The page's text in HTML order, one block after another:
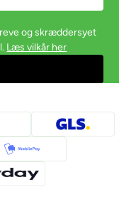
og skræddersyet
Læs vilkår her